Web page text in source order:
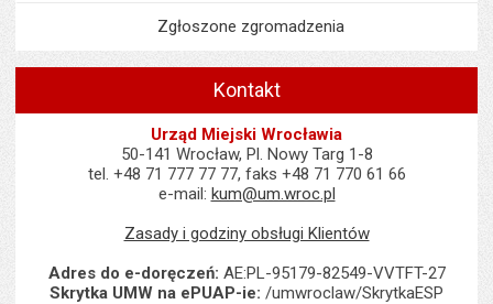
Zgłoszone zgromadzenia
Kontakt
Urząd Miejski Wrocławia
50-141 Wrocław, Pl. Nowy Targ 1-8
tel. +48 71 777 77 77, faks +48 71 770 61 66
e-mail: kum@um.wroc.pl
Zasady i godziny obsługi Klientów
Adres do e-doręczeń: AE:PL-95179-82549-VVTFT-27
Skrytka UMW na ePUAP-ie: /umwroclaw/SkrytkaESP